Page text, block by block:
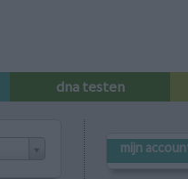
dna testen
mijn